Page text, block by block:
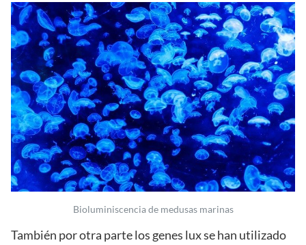
Bioluminiscencia de medusas marinas
También por otra parte los genes lux se han utilizado